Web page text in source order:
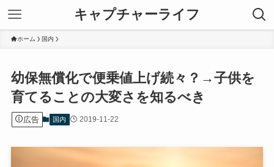
キャプチャーライフ
ホーム 国内
幼保無償化で便乗値上げ続々？→子供を
育てることの大変さを知るべき
広告 国内 2019-11-22